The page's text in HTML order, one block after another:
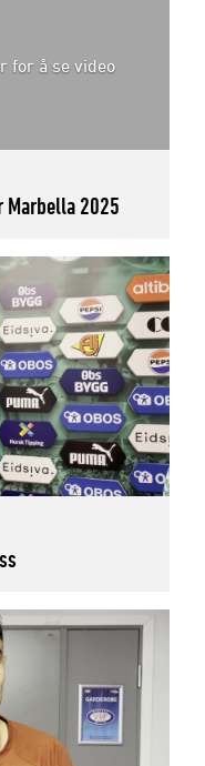
for å se video
Marbella 2025